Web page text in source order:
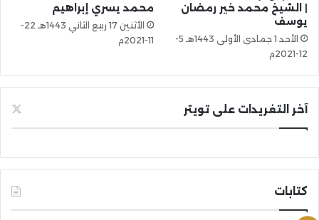
| الشيخ محمد خير رمضان
يوسف
الأحد 1 جمادى الأولى 1443هـ 5-
12-2021م
محمد يسري إبراهيم
الأثنين 17 ربيع الثاني 1443هـ 22-
11-2021م
آخر التغريدات على تويتر
كتابات